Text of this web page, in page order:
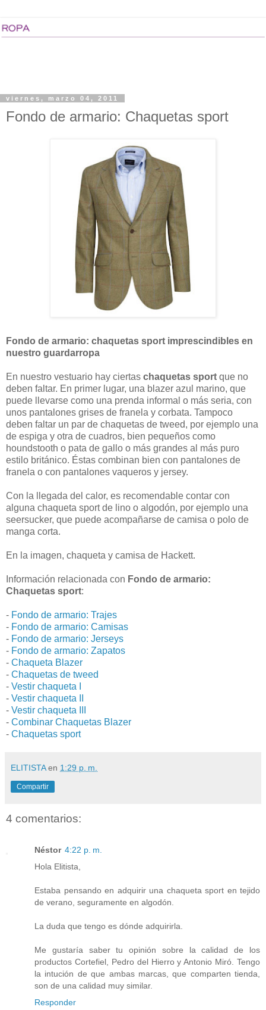
viernes, marzo 04, 2011
Fondo de armario: Chaquetas sport
Fondo de armario: chaquetas sport imprescindibles en
nuestro guardarropa
En nuestro vestuario hay ciertas chaquetas sport que no
deben faltar. En primer lugar, una blazer azul marino, que
puede llevarse como una prenda informal o más seria, con
unos pantalones grises de franela y corbata. Tampoco
deben faltar un par de chaquetas de tweed, por ejemplo una
de espiga y otra de cuadros, bien pequeños como
houndstooth o pata de gallo o más grandes al más puro
estilo británico. Éstas combinan bien con pantalones de
franela o con pantalones vaqueros y jersey.
Con la llegada del calor, es recomendable contar con
alguna chaqueta sport de lino o algodón, por ejemplo una
seersucker, que puede acompañarse de camisa o polo de
manga corta.
En la imagen, chaqueta y camisa de Hackett.
Información relacionada con Fondo de armario:
Chaquetas sport:
- Fondo de armario: Trajes
- Fondo de armario: Camisas
- Fondo de armario: Jerseys
- Fondo de armario: Zapatos
- Chaqueta Blazer
- Chaquetas de tweed
- Vestir chaqueta I
- Vestir chaqueta II
- Vestir chaqueta III
- Combinar Chaquetas Blazer
- Chaquetas sport
ELITISTA en 1:29 p. m.
Compartir
4 comentarios:
Néstor 4:22 p. m.
Hola Elitista,
Estaba pensando en adquirir una chaqueta sport en tejido
de verano, seguramente en algodón.
La duda que tengo es dónde adquirirla.
Me gustaría saber tu opinión sobre la calidad de los
productos Cortefiel, Pedro del Hierro y Antonio Miró. Tengo
la intución de que ambas marcas, que comparten tienda,
son de una calidad muy similar.
Responder